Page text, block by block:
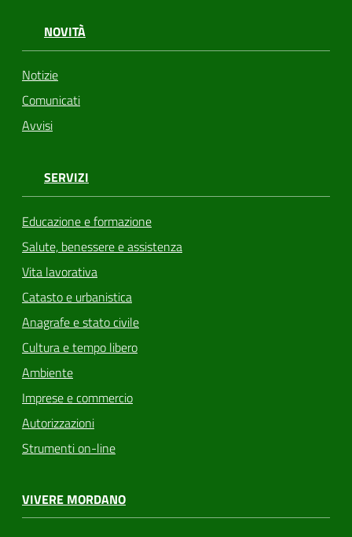
NOVITÀ
Notizie
Comunicati
Avvisi
SERVIZI
Educazione e formazione
Salute, benessere e assistenza
Vita lavorativa
Catasto e urbanistica
Anagrafe e stato civile
Cultura e tempo libero
Ambiente
Imprese e commercio
Autorizzazioni
Strumenti on-line
VIVERE MORDANO